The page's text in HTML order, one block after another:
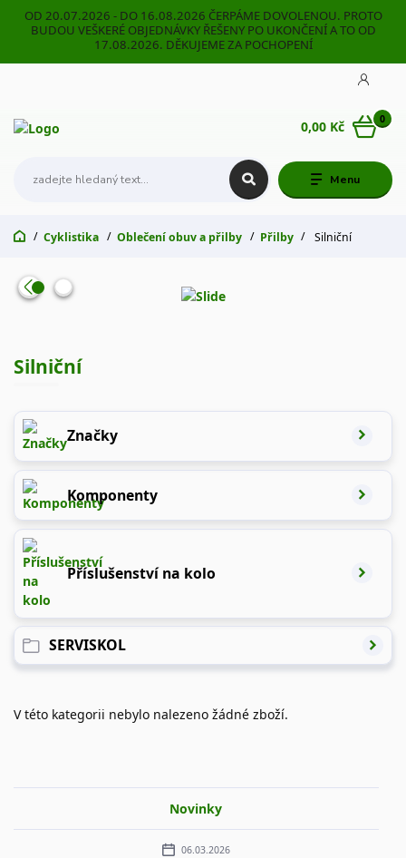
OD 20.07.2026 - DO 16.08.2026 ČERPÁME DOVOLENOU. PROTO
BUDOU VEŠKERÉ OBJEDNÁVKY ŘEŠENY PO UKONČENÍ A TO OD
17.08.2026. DĚKUJEME ZA POCHOPENÍ
Menu
0
0,00 Kč
Cyklistika Oblečení obuv a přilby Přilby Silniční
Silniční
Značky
Komponenty
Příslušenství na kolo
SERVISKOL
V této kategorii nebylo nalezeno žádné zboží.
Novinky
06.03.2026